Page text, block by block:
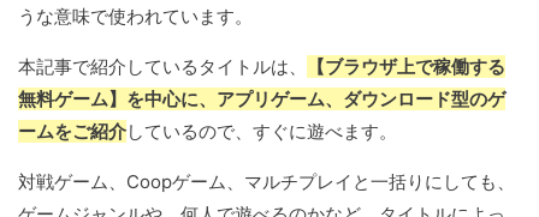
うな意味で使われています。
本記事で紹介しているタイトルは、
【ブラウザ上で稼働する
無料ゲーム】を中心に、アプリゲーム、ダウンロード型のゲ
ームをご紹介しているので、すぐに遊べます。
対戦ゲーム、Coopゲーム、マルチプレイと一括りにしても、